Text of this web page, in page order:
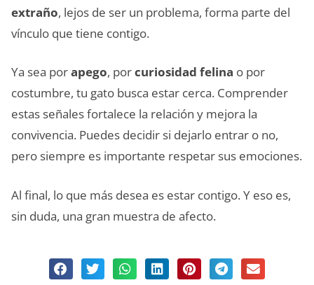
extraño, lejos de ser un problema, forma parte del
vínculo que tiene contigo.
Ya sea porapego, porcuriosidad felina o por
costumbre, tu gato busca estar cerca. Comprender
estas señales fortalece la relación y mejora la
convivencia. Puedes decidir si dejarlo entrar o no,
pero siempre es importante respetar sus emociones.
Al final, lo que más desea es estar contigo. Y eso es,
sin duda, una gran muestra de afecto.